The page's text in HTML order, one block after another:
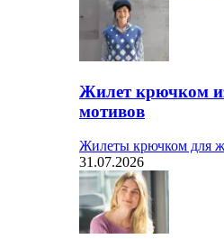
Жилет крючком
мотивов
Жилеты крючком для
31.07.2026